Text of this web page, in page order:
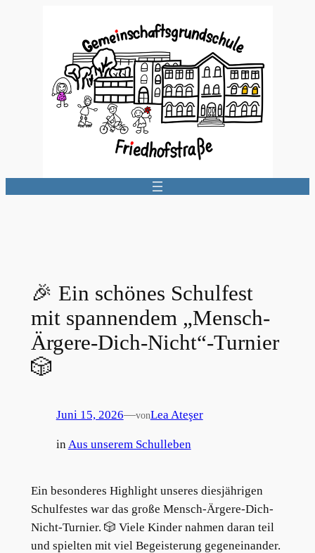
🎉 Ein schönes Schulfest
mit spannendem „Mensch-
Ärgere-Dich-Nicht“-Turnier
🎲
Juni 15, 2026—vonLea Ateşer
inAus unserem Schulleben
Ein besonderes Highlight unseres diesjährigen
Schulfestes war das große Mensch-Ärgere-Dich-
Nicht-Turnier. 🎲 Viele Kinder nahmen daran teil
und spielten mit viel Begeisterung gegeneinander.